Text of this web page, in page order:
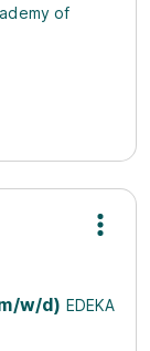
of
w/d) EDEKA